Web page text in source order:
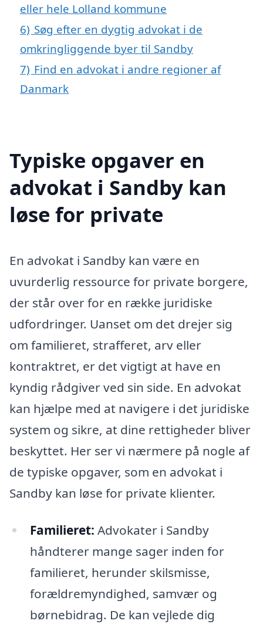
eller hele Lolland kommune
6) Søg efter en dygtig advokat i de
omkringliggende byer til Sandby
7) Find en advokat i andre regioner af
Danmark
Typiske opgaver en
advokat i Sandby kan
løse for private
En advokat i Sandby kan være en
uvurderlig ressource for private borgere,
der står over for en række juridiske
udfordringer. Uanset om det drejer sig
om familieret, strafferet, arv eller
kontraktret, er det vigtigt at have en
kyndig rådgiver ved sin side. En advokat
kan hjælpe med at navigere i det juridiske
system og sikre, at dine rettigheder bliver
beskyttet. Her ser vi nærmere på nogle af
de typiske opgaver, som en advokat i
Sandby kan løse for private klienter.
Familieret: Advokater i Sandby
håndterer mange sager inden for
familieret, herunder skilsmisse,
forældremyndighed, samvær og
børnebidrag. De kan vejlede dig